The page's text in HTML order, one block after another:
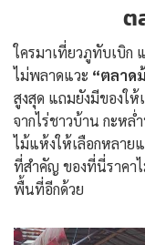
ต
ใครมาเที่ยวภูทับเบิก
ไม่พลาดแวะ “ตลาด
สูงสุด แถมยังมีของให้
จากไร่ชาวบ้าน กะห
ไม้แห้งให้เลือกหลาย
ที่สำคัญ ของที่นี่ราคา
พื้นที่อีกด้วย